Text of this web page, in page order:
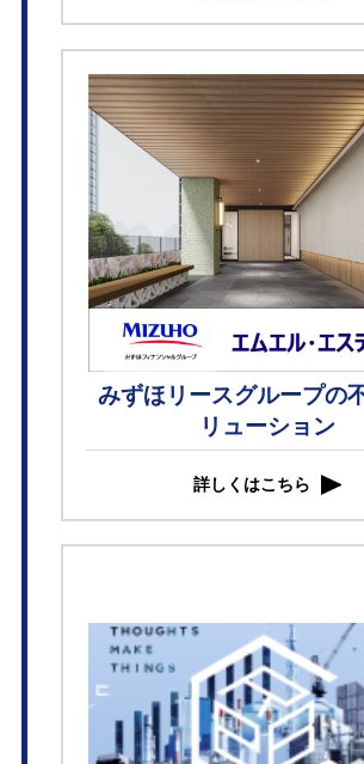
みずほリースグループの
リューション
詳しくはこちら